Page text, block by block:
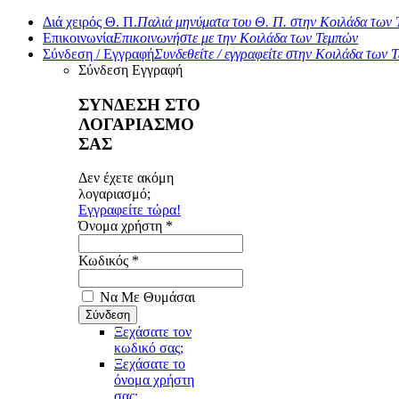
Διά χειρός Θ. Π.Παλιά μηνύματα του Θ. Π. στην Κοιλάδα των
ΕπικοινωνίαΕπικοινωνήστε με την Κοιλάδα των Τεμπών
Σύνδεση / ΕγγραφήΣυνδεθείτε / εγγραφείτε στην Κοιλάδα των
Σύνδεση Εγγραφή
ΣΥΝΔΕΣΗ ΣΤΟ
ΛΟΓΑΡΙΑΣΜΟ
ΣΑΣ
Δεν έχετε ακόμη
λογαριασμό;
Εγγραφείτε τώρα!
Όνομα χρήστη *
Κωδικός *
Να Με Θυμάσαι
Ξεχάσατε τον
κωδικό σας;
Ξεχάσατε το
όνομα χρήστη